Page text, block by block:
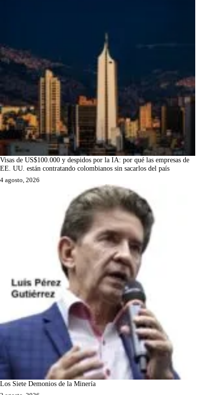
Visas de US$100.000 y despidos por la IA: por qué las empresas de
EE. UU. están contratando colombianos sin sacarlos del país
4 agosto, 2026
Los Siete Demonios de la Minería